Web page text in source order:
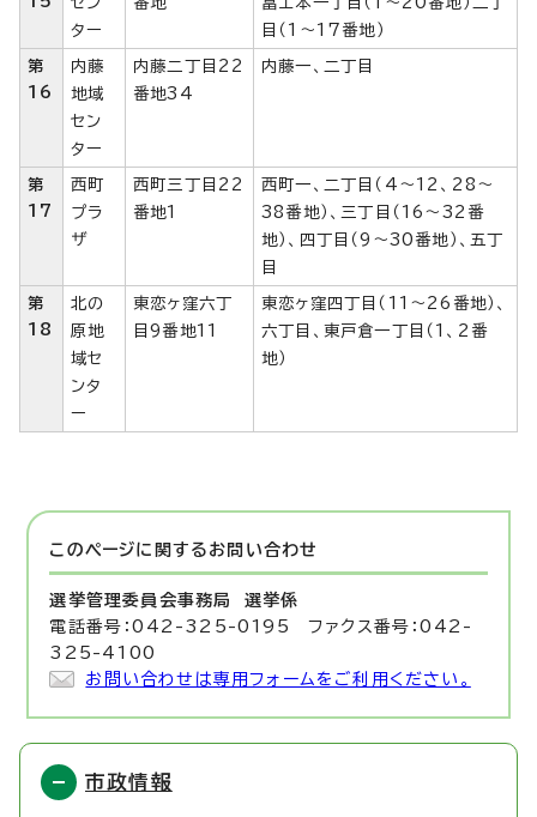
ター
目（1～17番地）
第
16
内藤
地域
セン
ター
内藤二丁目22
番地34
内藤一、二丁目
第
17
西町
プラ
ザ
西町三丁目22
番地1
西町一、二丁目（4～12、28～
38番地）、三丁目（16～32番
地）、四丁目（9～30番地）、五丁
目
第
18
北の
原地
域セ
ンタ
ー
東恋ヶ窪六丁
目9番地11
東恋ヶ窪四丁目（11～26番地）、
六丁目、東戸倉一丁目（1、2番
地）
このページに関する お問い合わせ
選挙管理委員会事務局
選挙係
電話番号：042-325-0195 ファクス番号：042-
325-4100
お問い合わせは専用フォームをご利用ください。
市政情報